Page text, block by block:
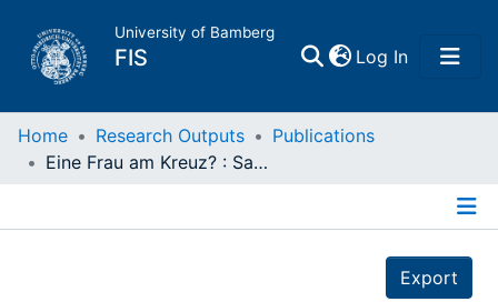
University of Bamberg
FIS Log In(current)
Home
Home Research Outputs
Publications
Eine Frau am Kreuz? : Sankt Kümmernis oder die „Göttliche Hilf“: Kulttradition und Verbreitung in der Region Bamberg
Export